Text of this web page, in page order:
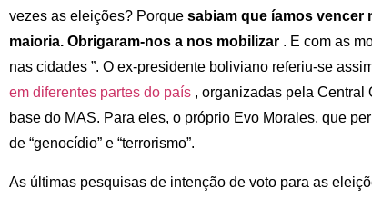
vezes as eleições? Porque sabiam que íamos vencer
maioria. Obrigaram-nos a nos mobilizar . E com as
nas cidades ”. O ex-presidente boliviano referiu-se
em diferentes partes do país , organizadas pela Central
base do MAS. Para eles, o próprio Evo Morales, que
de “genocídio” e “terrorismo”.
As últimas pesquisas de intenção de voto para as